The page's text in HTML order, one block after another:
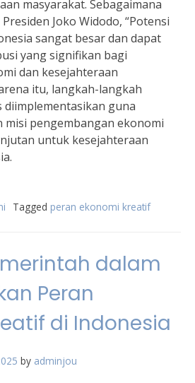
masyarakat. Sebagaimana
Joko Widodo, “Potensi
sangat besar dan dapat
yang signifikan bagi
dan kesejahteraan
itu, langkah-langkah
guna
misi pengembangan ekonomi
untuk kesejahteraan
Tagged peran ekonomi kreatif
dalam
Peran
di Indonesia
by adminjou